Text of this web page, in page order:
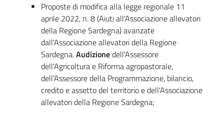
Proposte di modifica alla legge regionale 11
aprile 2022, n. 8 (Aiuti all'Associazione allevatori
della Regione Sardegna) avanzate
dall'Associazione allevatori della Regione
Sardegna.Audizionedell'Assessore
dell'Agricoltura e Riforma agropastorale,
dell'Assessore della Programmazione, bilancio,
credito e assetto del territorio e dell'Associazione
allevatori della Regione Sardegna;